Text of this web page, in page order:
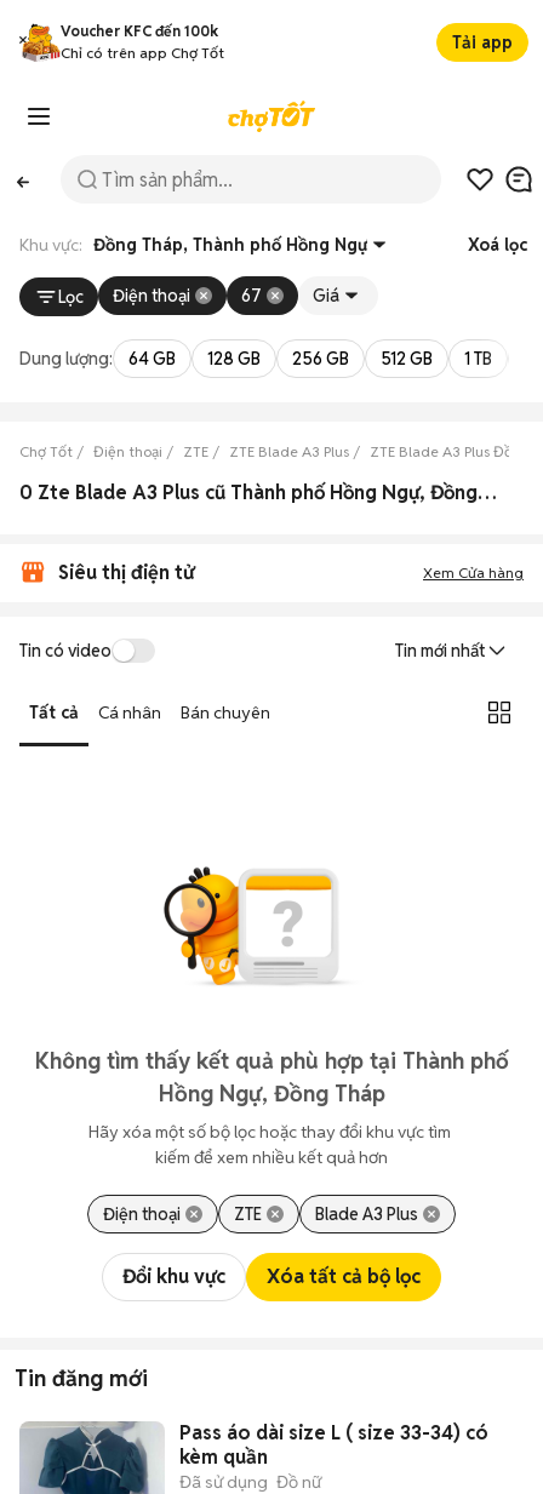
Voucher KFC đến 100k
Chỉ có trên app Chợ Tốt
Tải app
Khu vực: Đồng Tháp, Thành phố Hồng Ngự Xoá lọc
Lọc Điện thoại 67 Giá
Dung lượng: 64 GB 128 GB 256 GB 512 GB 1 TB
Chợ Tốt Điện thoại ZTE ZTE Blade A3 Plus ZTE Blade A3 Plus Đồng
0 Zte Blade A3 Plus cũ Thành phố Hồng Ngự, Đồng Tháp đẹp
Siêu thị điện tử Xem Cửa hàng
Tin có video Tin mới nhất
Tất cả Cá nhân Bán chuyên
Không tìm thấy kết quả phù hợp tại Thành phố
Hồng Ngự, Đồng Tháp
Hãy xóa một số bộ lọc hoặc thay đổi khu vực tìm
kiếm để xem nhiều kết quả hơn
Điện thoại ZTE Blade A3 Plus
Đổi khu vực Xóa tất cả bộ lọc
Tin đăng mới
Pass áo dài size L ( size 33-34) có
kèm quần
Đã sử dụng Đồ nữ